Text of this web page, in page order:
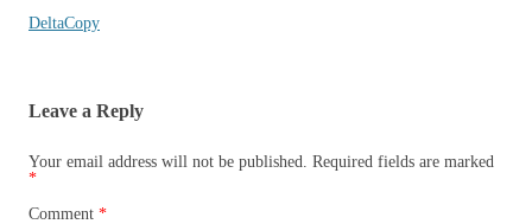
navigation
DeltaCopy
Leave a Reply
Your email address will not be published. Required fields are marked
*
Comment *